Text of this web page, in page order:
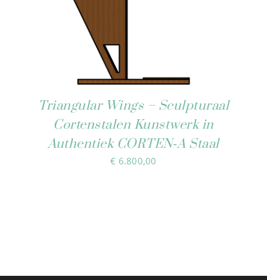
Triangular Wings – Sculpturaal
Cortenstalen Kunstwerk in
Authentiek CORTEN‑A Staal
€ 6.800,00